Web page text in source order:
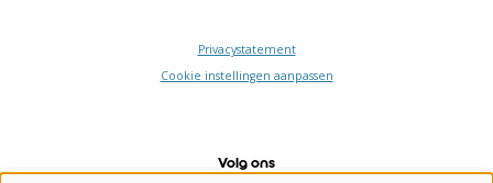
Privacystatement
Cookie instellingen aanpassen
Volg ons